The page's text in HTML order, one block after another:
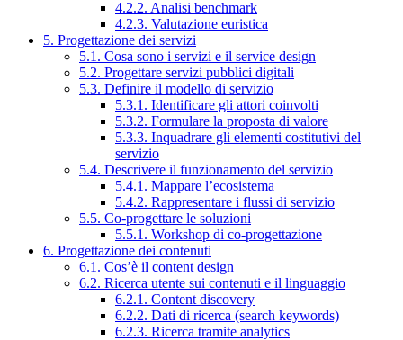
4.2.2. Analisi benchmark
4.2.3. Valutazione euristica
5. Progettazione dei servizi
5.1. Cosa sono i servizi e il service design
5.2. Progettare servizi pubblici digitali
5.3. Definire il modello di servizio
5.3.1. Identificare gli attori coinvolti
5.3.2. Formulare la proposta di valore
5.3.3. Inquadrare gli elementi costitutivi del
servizio
5.4. Descrivere il funzionamento del servizio
5.4.1. Mappare l’ecosistema
5.4.2. Rappresentare i flussi di servizio
5.5. Co-progettare le soluzioni
5.5.1. Workshop di co-progettazione
6. Progettazione dei contenuti
6.1. Cos’è il content design
6.2. Ricerca utente sui contenuti e il linguaggio
6.2.1. Content discovery
6.2.2. Dati di ricerca (search keywords)
6.2.3. Ricerca tramite analytics